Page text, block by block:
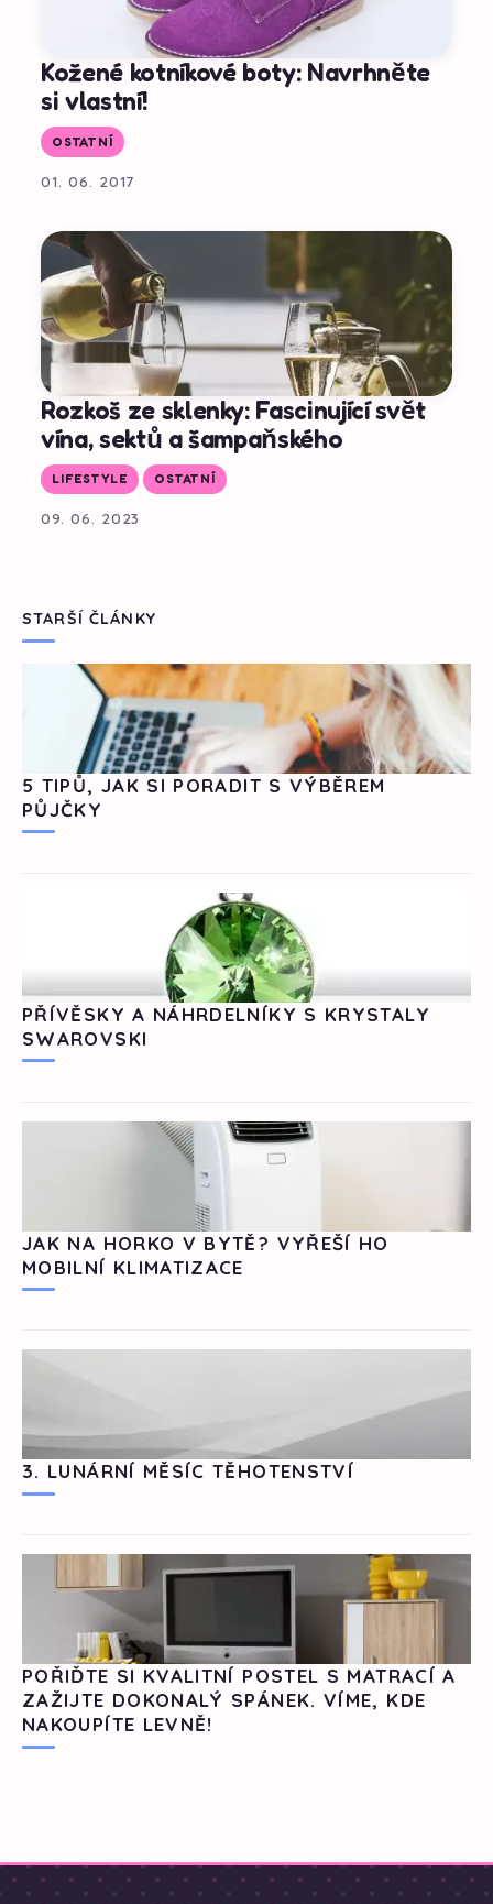
Kožené kotníkové boty: Navrhněte
si vlastní!
OSTATNÍ
01. 06. 2017
Rozkoš ze sklenky: Fascinující svět
vína, sektů a šampaňského
LIFESTYLE OSTATNÍ
09. 06. 2023
STARŠÍ ČLÁNKY
5 TIPŮ, JAK SI PORADIT S VÝBĚREM
PŮJČKY
PŘÍVĚSKY A NÁHRDELNÍKY S KRYSTALY
SWAROVSKI
JAK NA HORKO V BYTĚ? VYŘEŠÍ HO
MOBILNÍ KLIMATIZACE
3. LUNÁRNÍ MĚSÍC TĚHOTENSTVÍ
POŘIĎTE SI KVALITNÍ POSTEL S MATRACÍ A
ZAŽIJTE DOKONALÝ SPÁNEK. VÍME, KDE
NAKOUPÍTE LEVNĚ!